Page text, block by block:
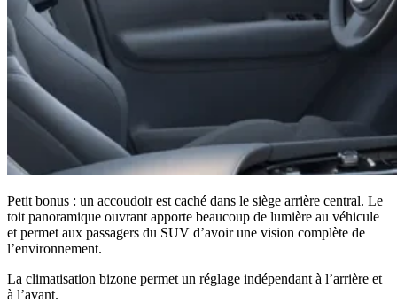
Petit bonus : un accoudoir est caché dans le siège arrière central. Le
toit panoramique ouvrant apporte beaucoup de lumière au véhicule
et permet aux passagers du SUV d’avoir une vision complète de
l’environnement.
La climatisation bizone permet un réglage indépendant à l’arrière et
à l’avant.